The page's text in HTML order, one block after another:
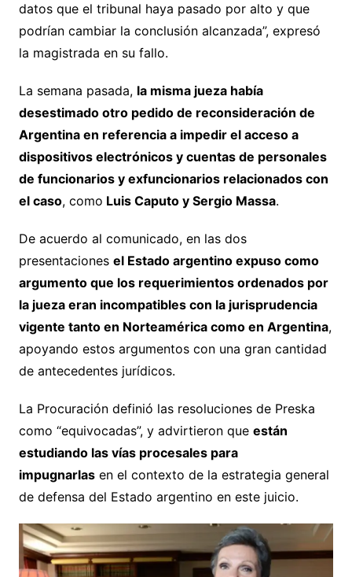
datos que el tribunal haya pasado por alto y que
podrían cambiar la conclusión alcanzada”, expresó
la magistrada en su fallo.
La semana pasada, la misma jueza había
desestimado otro pedido de reconsideración de
Argentina en referencia a impedir el acceso a
dispositivos electrónicos y cuentas de personales
de funcionarios y exfuncionarios relacionados con
el caso, como Luis Caputo y Sergio Massa.
De acuerdo al comunicado, en las dos
presentaciones el Estado argentino expuso como
argumento que los requerimientos ordenados por
la jueza eran incompatibles con la jurisprudencia
vigente tanto en Norteamérica como en Argentina,
apoyando estos argumentos con una gran cantidad
de antecedentes jurídicos.
La Procuración definió las resoluciones de Preska
como “equivocadas”, y advirtieron que están
estudiando las vías procesales para
impugnarlasen el contexto de la estrategia general
de defensa del Estado argentino en este juicio.